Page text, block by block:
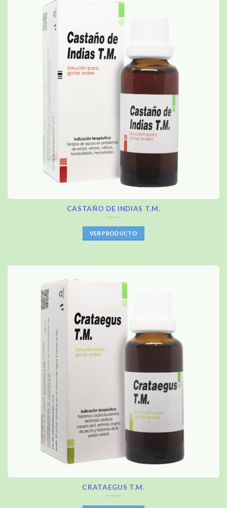
CASTAÑO DE INDIAS T.M.
VER PRODUCTO
CRATAEGUS T.M.